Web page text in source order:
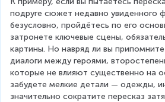
подруге сюжет недавно увиденного
безусловно, пройдётесь по его
затронете ключевые сцены,
картины. Но навряд ли вы
диалоги между героями,
которые не влияют существенно на
забудете мелкие детали — одежды,
значительно сократите пересказ